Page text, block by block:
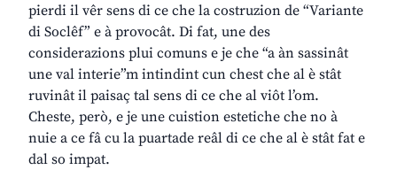
pierdi il vêr sens di ce che la costruzion de “Variante
di Soclêf” e à provocât. Di fat, une des
considerazions plui comuns e je che “a àn sassinât
une val interie”m intindint cun chest che al è stât
ruvinât il paisaç tal sens di ce che al viôt l’om.
Cheste, però, e je une cuistion estetiche che no à
nuie a ce fâ cu la puartade reâl di ce che al è stât fat e
dal so impat.